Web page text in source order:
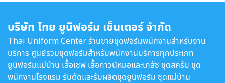
บริษัท ไทย ยูนิฟอร์ม เซ็นเตอร์ จำกัด
Thai Uniform Center ร้านขายชุดฟอร์มพนักงานสำหรับงาน
บริการ ศูนย์รวมชุดฟอร์มสำหรับพนักงานบริการทุกประเภท
ยูนิฟอร์มแม่บ้าน เสื้อเชฟ เสื้อกาวน์หมอและเภสัช ชุดสครับ ชุด
พนักงานโรงแรม รับตัดและรับผลิตชุดยูนิฟอร์ม ชุดแม่บ้าน